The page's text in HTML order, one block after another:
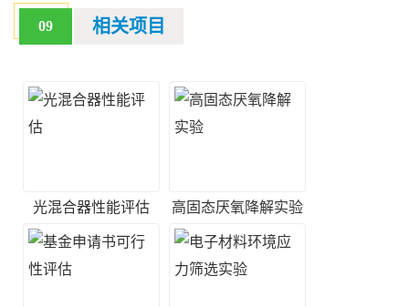
09 相关项目
光混合器性能评估 高固态厌氧降解实验